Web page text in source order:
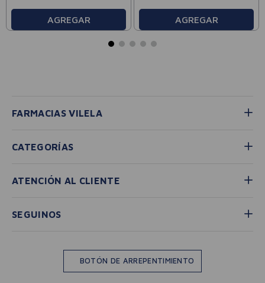
AGREGAR AGREGAR
FARMACIAS VILELA
CATEGORÍAS
ATENCIÓN AL CLIENTE
SEGUINOS
BOTÓN DE ARREPENTIMIENTO